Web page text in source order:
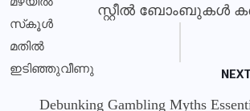
സ്റ്റീല്‍ ബോംബുകള്‍
NEXT
Debunking Gambling Myths